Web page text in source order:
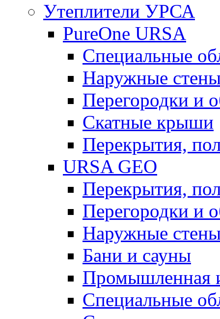
Утеплители УРСА
PureOne URSA
Специальные
Наружные
Перегородки и
Скатные крыши
Перекрытия,
URSA GEO
Перекрытия,
Перегородки и
Наружные
Бани и сауны
Промышленная
Специальные